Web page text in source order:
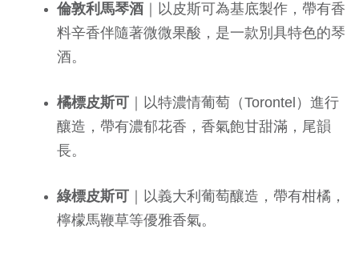
倫敦利馬琴酒 ｜以皮斯可為基底製作，帶有香
料辛香伴隨著微微果酸，是一款別具特色的琴
酒。
橘標皮斯可 ｜以特濃情葡萄（Torontel）進行
釀造，帶有濃郁花香，香氣飽甘甜滿，尾韻
長。
綠標皮斯可 ｜以義大利葡萄釀造，帶有柑橘，
檸檬馬鞭草等優雅香氣。